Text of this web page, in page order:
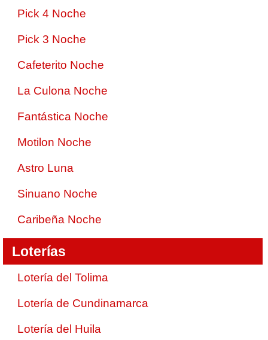
Pick 4 Noche
Pick 3 Noche
Cafeterito Noche
La Culona Noche
Fantástica Noche
Motilon Noche
Astro Luna
Sinuano Noche
Caribeña Noche
Loterías
Lotería del Tolima
Lotería de Cundinamarca
Lotería del Huila